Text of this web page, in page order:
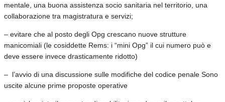
mentale, una buona assistenza socio sanitaria nel territorio, una
collaborazione tra magistratura e servizi;
– evitare che al posto degli Opg crescano nuove strutture
manicomiali (le cosiddette Rems: i “mini Opg” il cui numero può e
deve essere invece drasticamente ridotto)
– l’avvio di una discussione sulle modifiche del codice penale Sono
uscite alcune prime proposte operative